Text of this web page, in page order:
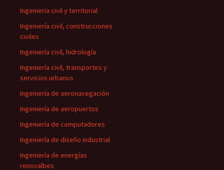
Ingeniería civil y territorial
Ingeniería civil, construcciones
civiles
Ingeniería civil, hidrología
Ingeniería civil, transportes y
servicios urbanos
Ingeniería de aeronavegación
Ingeniería de aeropuertos
Ingeniería de computadores
Ingeniería de diseño industrial
Ingeniería de energías
renovalbes